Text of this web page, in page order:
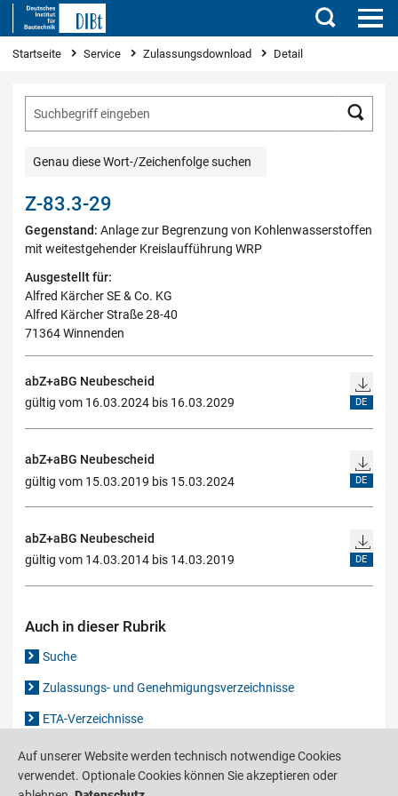
Suchen
Sie sind hier
Startseite Service Zulassungsdownload Detail
Genau diese Wort-/Zeichenfolge suchen
Z-83.3-29
Gegenstand: Anlage zur Begrenzung von Kohlenwasserstoffen
mit weitestgehender Kreislaufführung WRP
Ausgestellt für:
Alfred Kärcher SE & Co. KG
Alfred Kärcher Straße 28-40
71364 Winnenden
abZ+aBG Neubescheid
gültig vom 16.03.2024 bis 16.03.2029
DE
abZ+aBG Neubescheid
gültig vom 15.03.2019 bis 15.03.2024
DE
abZ+aBG Neubescheid
gültig vom 14.03.2014 bis 14.03.2019
DE
Auch in dieser Rubrik
Suche
Zulassungs- und Genehmigungsverzeichnisse
ETA-Verzeichnisse
Gutachten-Verzeichnis
Auf unserer Website werden technisch notwendige Cookies
verwendet. Optionale Cookies können Sie akzeptieren oder